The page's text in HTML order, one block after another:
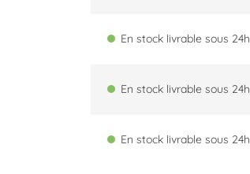
En stock livrable sous 24h
En stock livrable sous 24h
En stock livrable sous 24h